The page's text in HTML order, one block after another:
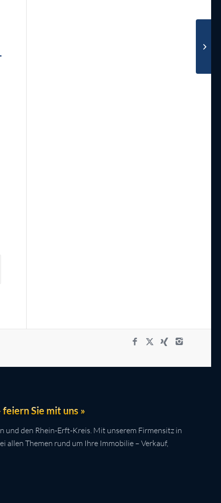
Sie mit uns »
und den Rhein-Erft-Kreis. Mit unserem Firmensitz in
allen Themen rund um Ihre Immobilie – Verkauf,